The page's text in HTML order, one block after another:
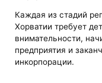
Каждая из стадий
Хорватии требует
внимательности,
предприятия и
инкорпорации.